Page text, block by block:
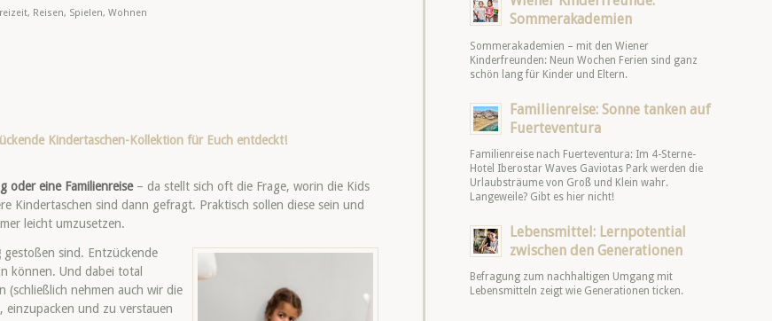
, Reisen, Spielen, Wohnen
Kindertaschen-Kollektion für Euch entdeckt!
oder eine Familienreise– da stellt sich oft die Frage, worin die Kids
Kindertaschen sind dann gefragt. Praktisch sollen diese sein und
leicht umzusetzen.
gestoßen sind. Entzückende
können. Und dabei total
(schließlich nehmen auch wir die
und zu verstauen
Sommerakademien
Sommerakademien – mit den Wiener
Kinderfreunden: Neun Wochen Ferien sind ganz
schön lang für Kinder und Eltern.
Familienreise: Sonne tanken auf
Fuerteventura
Familienreise nach Fuerteventura: Im 4-Sterne-
Hotel Iberostar Waves Gaviotas Park werden die
Urlaubsträume von Groß und Klein wahr.
Langeweile? Gibt es hier nicht!
Lebensmittel: Lernpotential
zwischen den Generationen
Befragung zum nachhaltigen Umgang mit
Lebensmitteln zeigt wie Generationen ticken.